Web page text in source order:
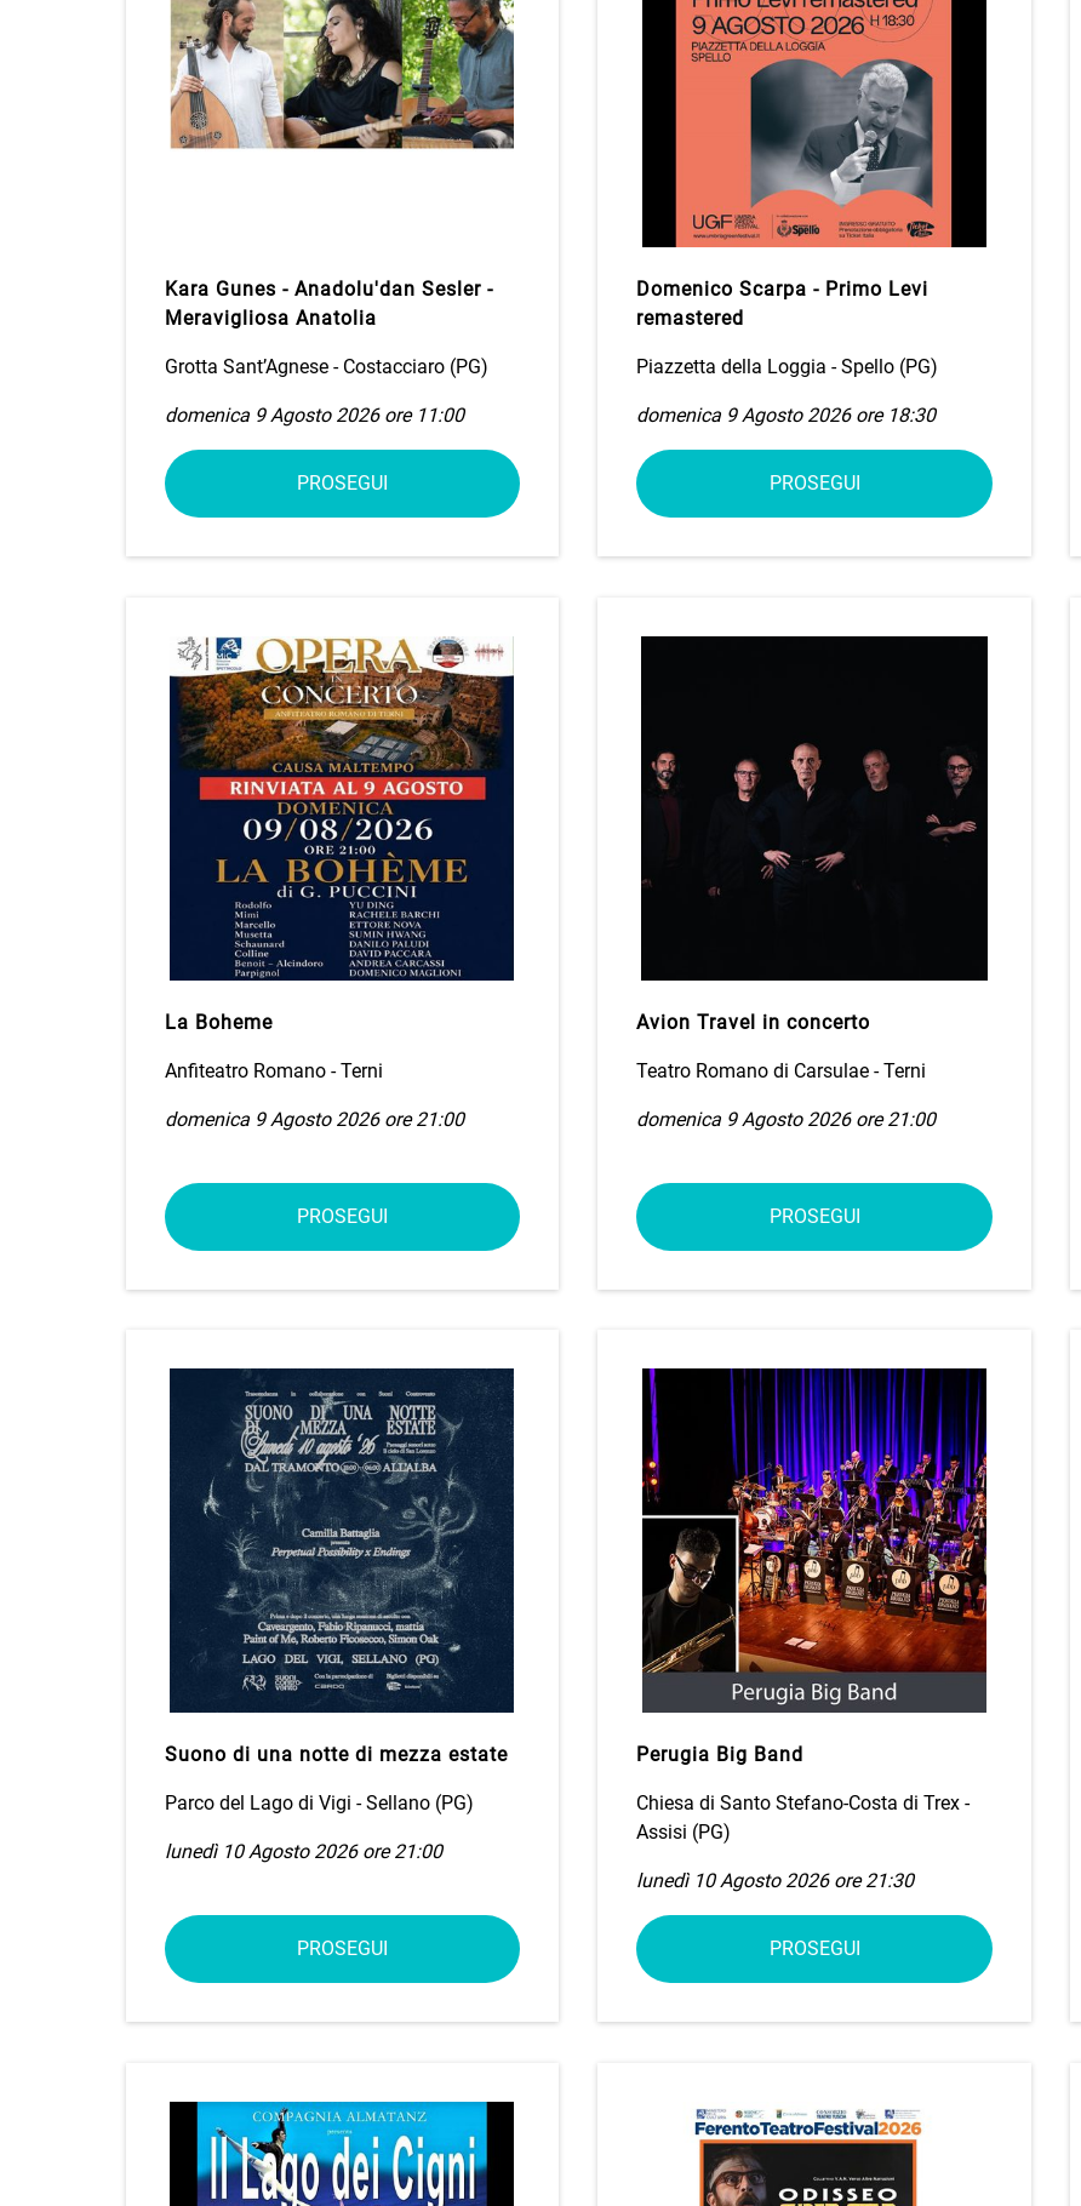
Kara Gunes - Anadolu'dan Sesler -
Meravigliosa Anatolia
Grotta Sant’Agnese - Costacciaro (PG)
domenica 9 Agosto 2026 ore 11:00
PROSEGUI
Domenico Scarpa - Primo Levi
remastered
Piazzetta della Loggia - Spello (PG)
domenica 9 Agosto 2026 ore 18:30
PROSEGUI
La Boheme
Anfiteatro Romano - Terni
domenica 9 Agosto 2026 ore 21:00
PROSEGUI
Avion Travel in concerto
Teatro Romano di Carsulae - Terni
domenica 9 Agosto 2026 ore 21:00
PROSEGUI
Suono di una notte di mezza estate
Parco del Lago di Vigi - Sellano (PG)
lunedì 10 Agosto 2026 ore 21:00
PROSEGUI
Perugia Big Band
Chiesa di Santo Stefano-Costa di Trex -
Assisi (PG)
lunedì 10 Agosto 2026 ore 21:30
PROSEGUI